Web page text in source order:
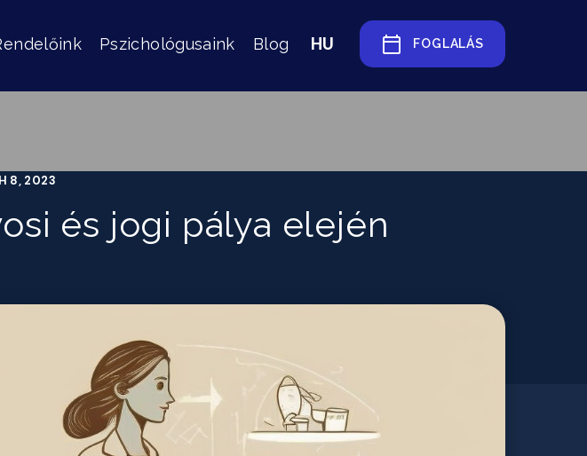
Pszichológusaink Blog HU FOGLALÁS
8, 2023
és jogi pálya elején